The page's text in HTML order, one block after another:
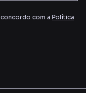
com a Política